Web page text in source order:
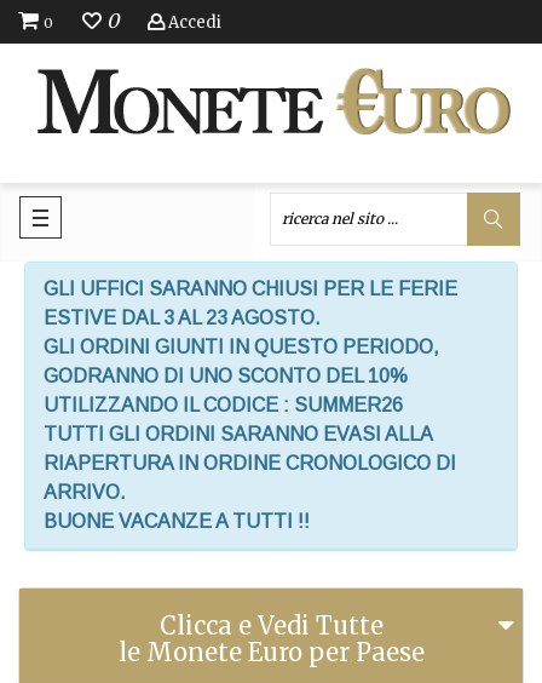
0 0 Accedi
GLI UFFICI SARANNO CHIUSI PER LE FERIE
ESTIVE DAL 3 AL 23 AGOSTO.
GLI ORDINI GIUNTI IN QUESTO PERIODO,
GODRANNO DI UNO SCONTO DEL 10%
UTILIZZANDO IL CODICE : SUMMER26
TUTTI GLI ORDINI SARANNO EVASI ALLA
RIAPERTURA IN ORDINE CRONOLOGICO DI
ARRIVO.
BUONE VACANZE A TUTTI !!
Clicca e Vedi Tutte
le Monete Euro per Paese